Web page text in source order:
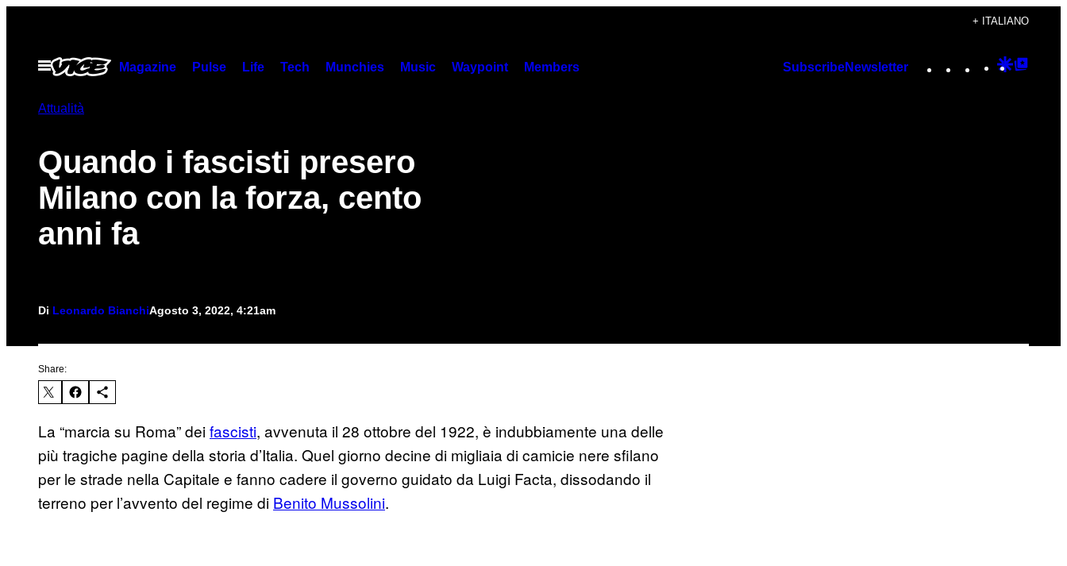
contenuto
+ ITALIANO
Apri
Magazine Pulse Life Tech Munchies Music Waypoint Members SubscribeNewsletter Instagram
TikTok
YouTube
Google
Attualità
Quando i fascisti presero
Milano con la forza, cento
anni fa
Di Leonardo BianchiAgosto 3, 2022, 4:21am
Share:
La “marcia su Roma” deifascisti, avvenuta il 28 ottobre del 1922, è indubbiamente una delle
più tragiche pagine della storia d’Italia. Quel giorno decine di migliaia di camicie nere sfilano
per le strade nella Capitale e fanno cadere il governo guidato da Luigi Facta, dissodando il
terreno per l’avvento del regime di Benito Mussolini.